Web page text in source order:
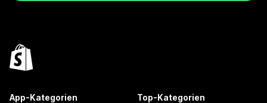
App-Kategorien Top-Kategorien